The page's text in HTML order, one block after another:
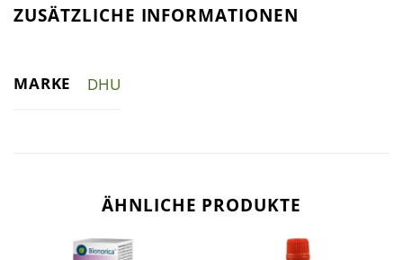
ZUSÄTZLICHE INFORMATIONEN
MARKE DHU
ÄHNLICHE PRODUKTE